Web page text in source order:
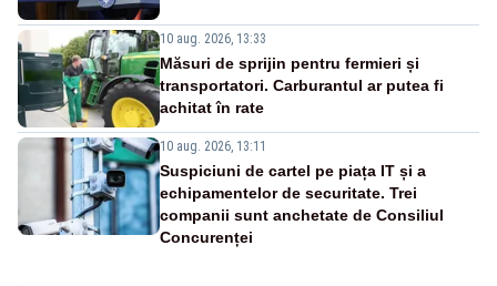
10 aug. 2026, 13:33
Măsuri de sprijin pentru fermieri și
transportatori. Carburantul ar putea fi
achitat în rate
10 aug. 2026, 13:11
Suspiciuni de cartel pe piața IT și a
echipamentelor de securitate. Trei
companii sunt anchetate de Consiliul
Concurenței